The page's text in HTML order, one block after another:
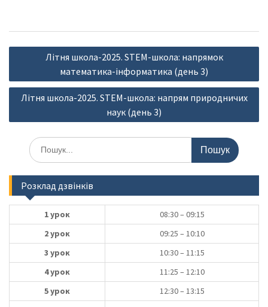
Навігація
Літня школа-2025. STEM-школа: напрямок
математика-інформатика (день 3)
Літня школа-2025. STEM-школа: напрям природничих
наук (день 3)
Шукати:
Розклад дзвінків
1 урок
08:30 – 09:15
2 урок
09:25 – 10:10
3 урок
10:30 – 11:15
4 урок
11:25 – 12:10
5 урок
12:30 – 13:15